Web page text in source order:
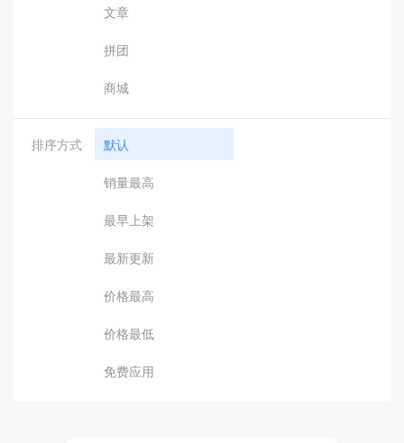
文章
拼团
商城
排序方式 默认
销量最高
最早上架
最新更新
价格最高
价格最低
免费应用